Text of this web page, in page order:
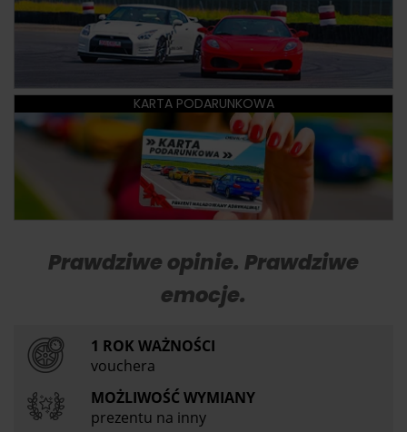
KARTA PODARUNKOWA
Prawdziwe opinie. Prawdziwe
emocje.
1 ROK WAŻNOŚCI
vouchera
MOŻLIWOŚĆ WYMIANY
prezentu na inny